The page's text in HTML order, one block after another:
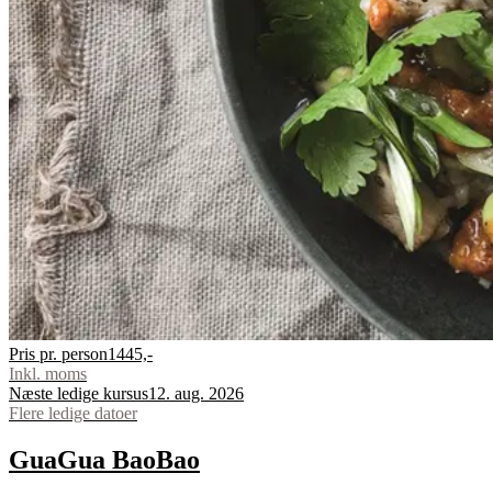
Pris pr. person1445,-
Inkl. moms
Næste ledige kursus12. aug. 2026
Flere ledige datoer
GuaGua BaoBao